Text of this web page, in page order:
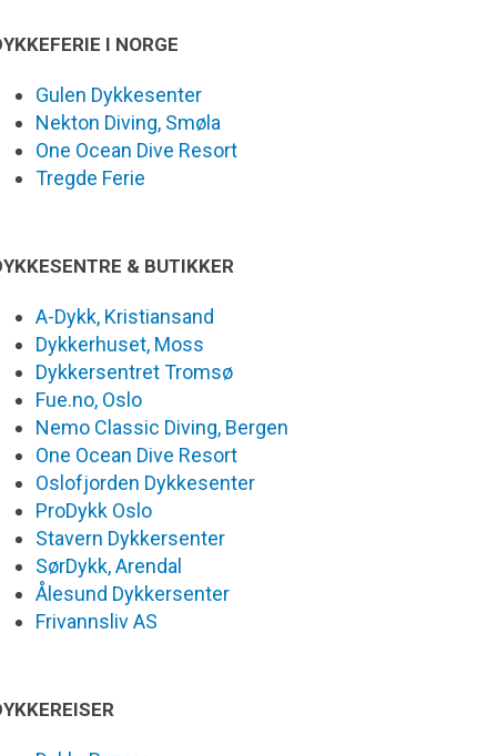
I NORGE
Gulen Dykkesenter
Nekton Diving, Smøla
One Ocean Dive Resort
Tregde Ferie
& BUTIKKER
A-Dykk, Kristiansand
Dykkerhuset, Moss
Dykkersentret Tromsø
Fue.no, Oslo
Nemo Classic Diving, Bergen
One Ocean Dive Resort
Oslofjorden Dykkesenter
ProDykk Oslo
Stavern Dykkersenter
SørDykk, Arendal
Ålesund Dykkersenter
Frivannsliv AS